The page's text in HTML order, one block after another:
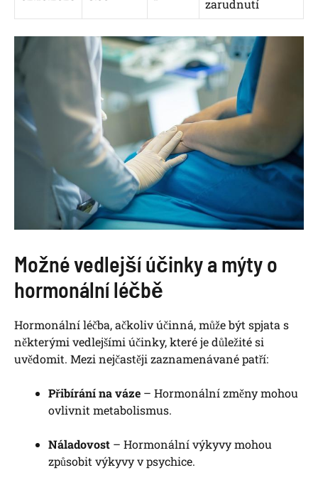
zarudnutí
Možné vedlejší účinky a mýty o
hormonální léčbě
Hormonální léčba, ačkoliv účinná, může být spjata s
některými vedlejšími účinky, které je důležité si
uvědomit. Mezi nejčastěji zaznamenávané patří:
Přibírání na váze – Hormonální změny mohou
ovlivnit metabolismus.
Náladovost – Hormonální výkyvy mohou
způsobit výkyvy v psychice.